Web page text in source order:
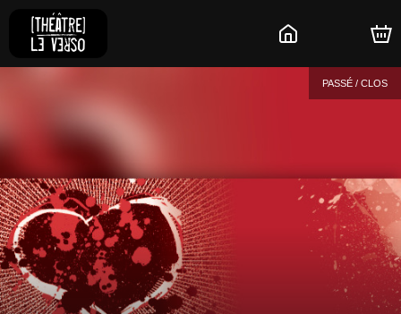
PASSÉ / CLOS